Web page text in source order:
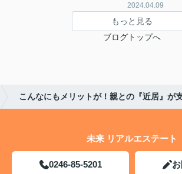
2024.04.09
もっと見る
ブログトップへ
こんなにもメリットが！親との『近居』が
未来 リアルエステート
0246-85-5201